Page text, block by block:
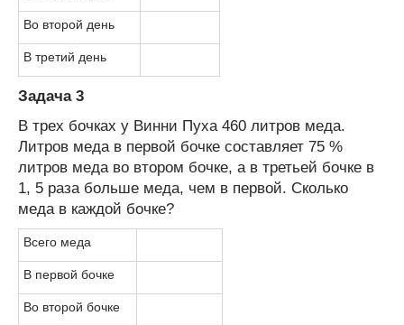
Во второй день
В третий день
Задача 3
В трех бочках у Винни Пуха 460 литров меда.
Литров меда в первой бочке составляет 75 %
литров меда во втором бочке, а в третьей бочке в
1, 5 раза больше меда, чем в первой. Сколько
меда в каждой бочке?
Всего меда
В первой бочке
Во второй бочке